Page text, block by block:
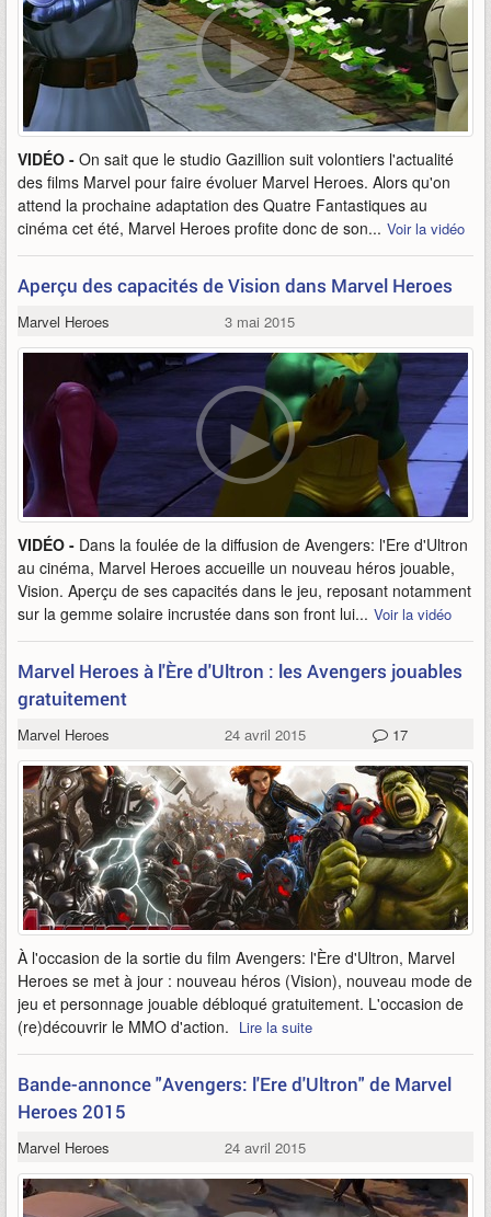
VIDÉO - On sait que le studio Gazillion suit volontiers l'actualité
des films Marvel pour faire évoluer Marvel Heroes. Alors qu'on
attend la prochaine adaptation des Quatre Fantastiques au
cinéma cet été, Marvel Heroes profite donc de son... Voir la vidéo
Aperçu des capacités de Vision dans Marvel Heroes
Marvel Heroes 3 mai 2015
VIDÉO - Dans la foulée de la diffusion de Avengers: l'Ere d'Ultron
au cinéma, Marvel Heroes accueille un nouveau héros jouable,
Vision. Aperçu de ses capacités dans le jeu, reposant notamment
sur la gemme solaire incrustée dans son front lui... Voir la vidéo
Marvel Heroes à l'Ère d'Ultron : les Avengers jouables
gratuitement
Marvel Heroes 24 avril 2015 17
À l'occasion de la sortie du film Avengers: l'Ère d'Ultron, Marvel
Heroes se met à jour : nouveau héros (Vision), nouveau mode de
jeu et personnage jouable débloqué gratuitement. L'occasion de
(re)découvrir le MMO d'action. Lire la suite
Bande-annonce "Avengers: l'Ere d'Ultron" de Marvel
Heroes 2015
Marvel Heroes 24 avril 2015